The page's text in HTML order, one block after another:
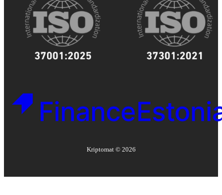
Kriptomat © 2026